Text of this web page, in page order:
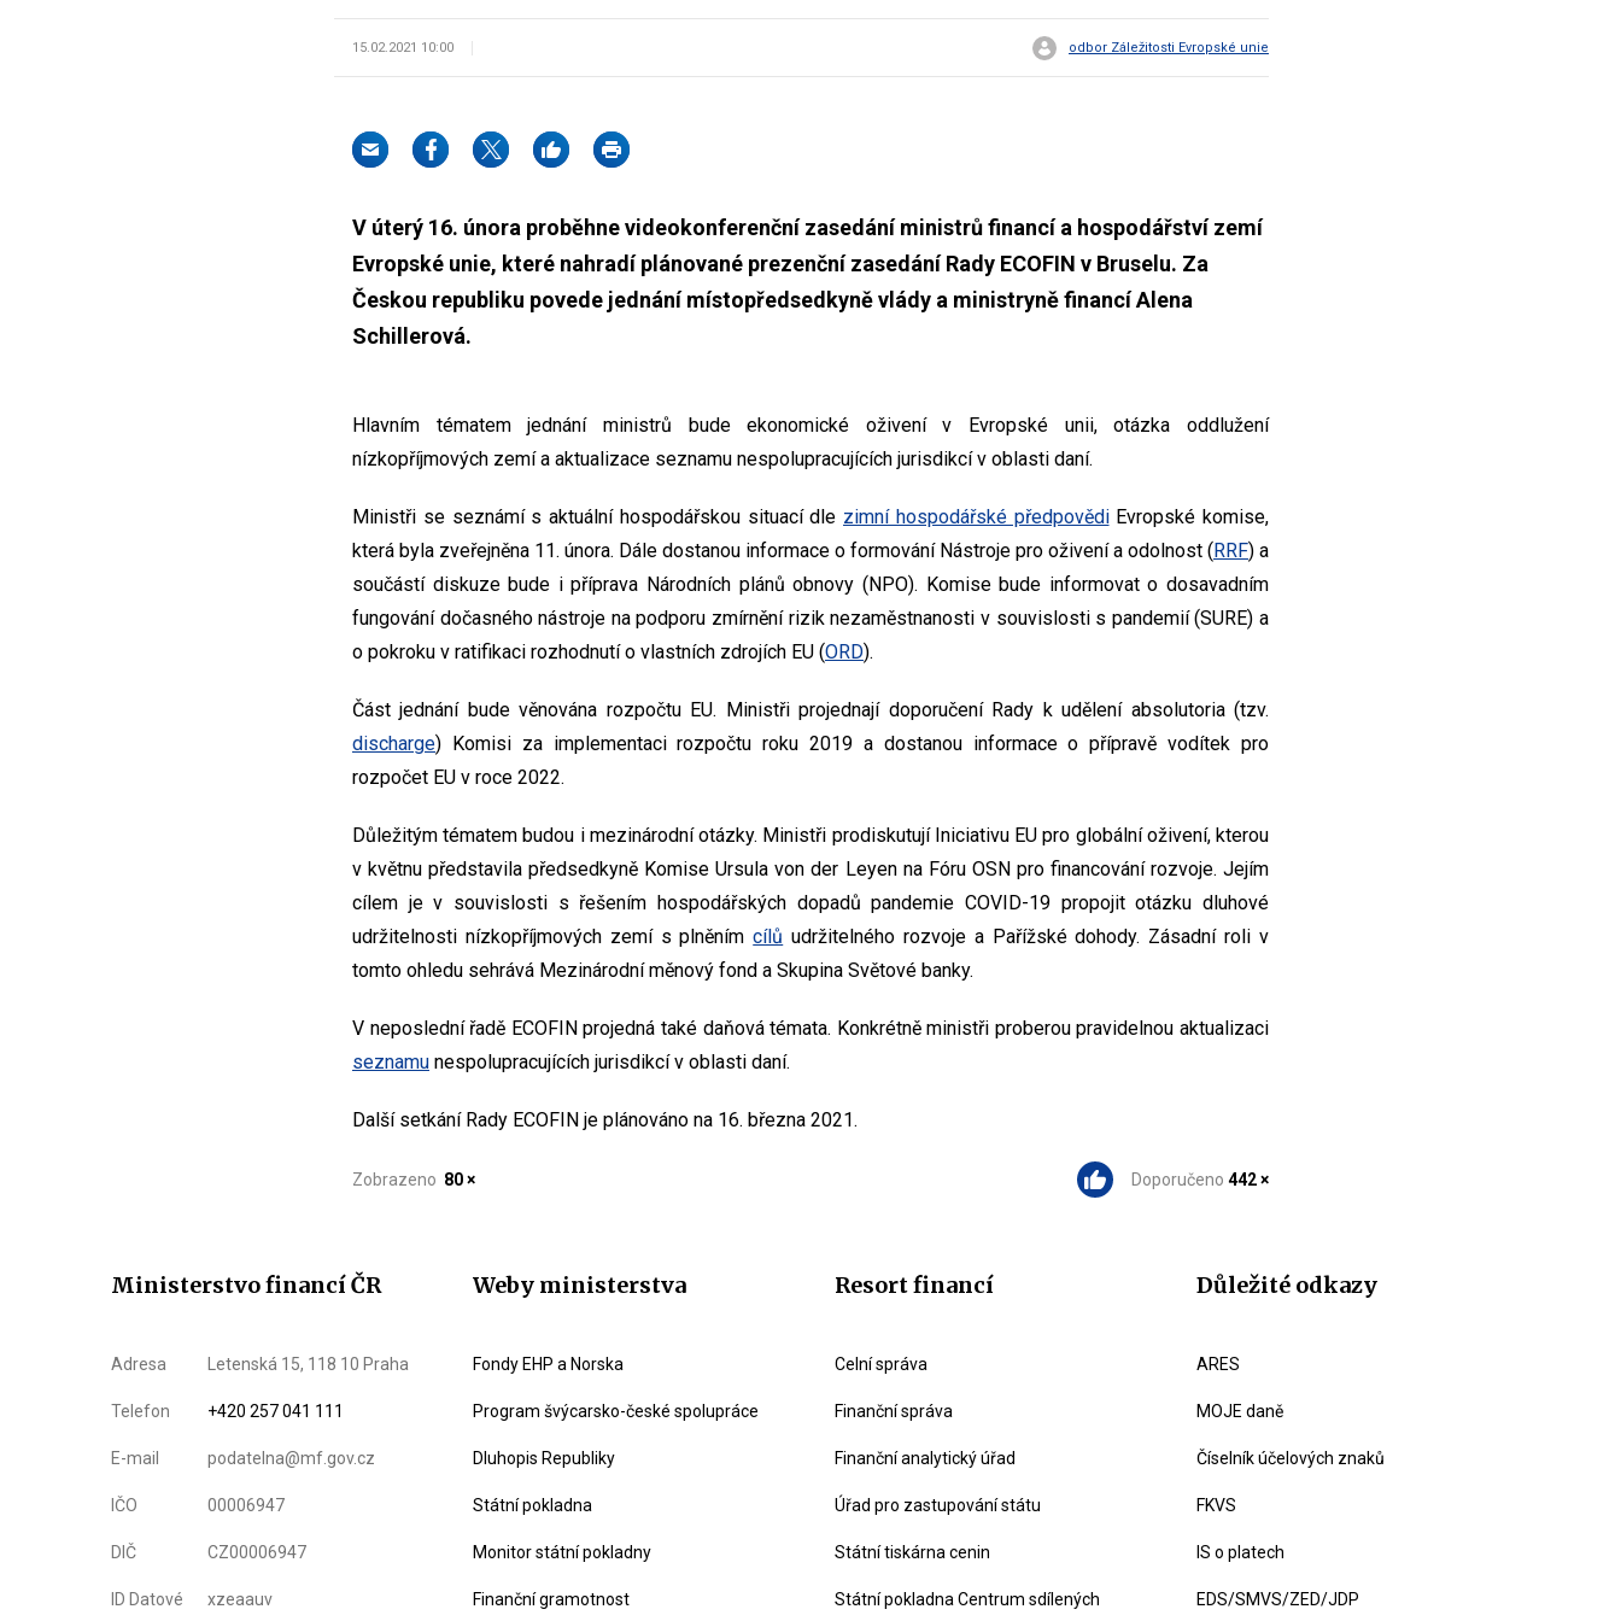
15.02.2021 10:00 odbor Záležitosti Evropské unie
V úterý 16. února proběhne videokonferenční zasedání ministrů financí a hospodářství zemí
Evropské unie, které nahradí plánované prezenční zasedání Rady ECOFIN v Bruselu. Za
Českou republiku povede jednání místopředsedkyně vlády a ministryně financí Alena
Schillerová.
Hlavním tématem jednání ministrů bude ekonomické oživení v Evropské unii, otázka oddlužení
nízkopříjmových zemí a aktualizace seznamu nespolupracujících jurisdikcí v oblasti daní.
Ministři se seznámí s aktuální hospodářskou situací dle zimní hospodářské předpovědiEvropské komise,
která byla zveřejněna 11. února. Dále dostanou informace o formování Nástroje pro oživení a odolnost (RRF) a
součástí diskuze bude i příprava Národních plánů obnovy (NPO). Komise bude informovat o dosavadním
fungování dočasného nástroje na podporu zmírnění rizik nezaměstnanosti v souvislosti s pandemií (SURE) a
o pokroku v ratifikaci rozhodnutí o vlastních zdrojích EU (ORD).
Část jednání bude věnována rozpočtu EU. Ministři projednají doporučení Rady k udělení absolutoria (tzv.
discharge) Komisi za implementaci rozpočtu roku 2019 a dostanou informace o přípravě vodítek pro
rozpočet EU v roce 2022.
Důležitým tématem budou i mezinárodní otázky. Ministři prodiskutují Iniciativu EU pro globální oživení, kterou
v květnu představila předsedkyně Komise Ursula von der Leyen na Fóru OSN pro financování rozvoje. Jejím
cílem je v souvislosti s řešením hospodářských dopadů pandemie COVID-19 propojit otázku dluhové
udržitelnosti nízkopříjmových zemí s plněnímcílů udržitelného rozvoje a Pařížské dohody. Zásadní roli v
tomto ohledu sehrává Mezinárodní měnový fond a Skupina Světové banky.
V neposlední řadě ECOFIN projedná také daňová témata. Konkrétně ministři proberou pravidelnou aktualizaci
seznamu nespolupracujících jurisdikcí v oblasti daní.
Další setkání Rady ECOFIN je plánováno na 16. března 2021.
Zobrazeno 80 × Doporučeno 442 ×
Ministerstvo financí ČR
Adresa Letenská 15, 118 10 Praha
Telefon +420 257 041 111
E-mail podatelna@mf.gov.cz
IČO 00006947
DIČ CZ00006947
ID Datové
xzeaauv
Weby ministerstva
Fondy EHP a Norska
Program švýcarsko-české spolupráce
Dluhopis Republiky
Státní pokladna
Monitor státní pokladny
Finanční gramotnost
Resort financí
Celní správa
Finanční správa
Finanční analytický úřad
Úřad pro zastupování státu
Státní tiskárna cenin
Státní pokladna Centrum sdílených
Důležité odkazy
ARES
MOJE daně
Číselník účelových znaků
FKVS
IS o platech
EDS/SMVS/ZED/JDP